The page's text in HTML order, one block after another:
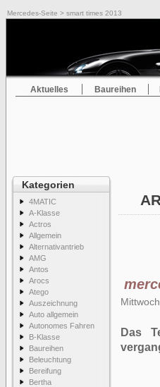
Mercedes-Seite > smart times 2013
Aktuelles Baureihen
Kategorien
4MATIC
A-Klasse
Actros
Allgemein
Alternativantrieb
AMG
Antos
Arocs
Atego
Auszeichnung
Auto allgemein
Autonomes Fahren
B-Klasse
Baureihen
Beleuchtung
Bereifung
Bertha
Das